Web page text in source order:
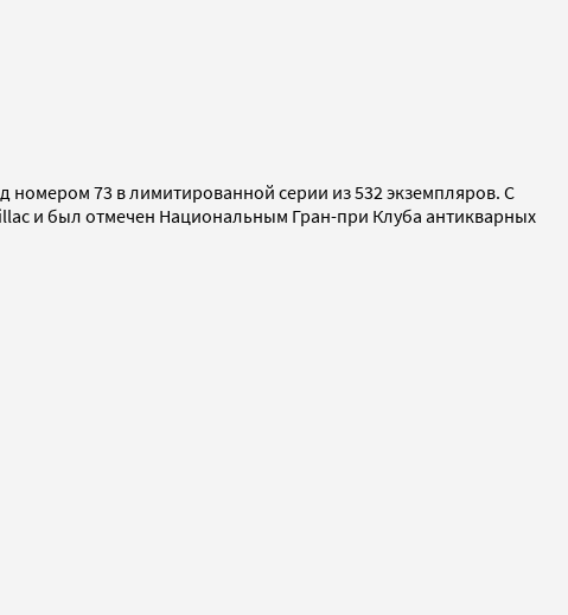
номером 73 в лимитированной серии из 532 экземпляров. С
и был отмечен Национальным Гран-при Клуба антикварных